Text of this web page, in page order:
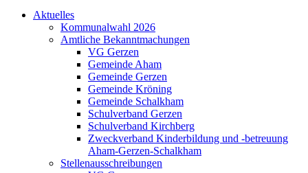
Aktuelles
Kommunalwahl 2026
Amtliche Bekanntmachungen
VG Gerzen
Gemeinde Aham
Gemeinde Gerzen
Gemeinde Kröning
Gemeinde Schalkham
Schulverband Gerzen
Schulverband Kirchberg
Zweckverband Kinderbildung und -betreuung
Aham-Gerzen-Schalkham
Stellenausschreibungen